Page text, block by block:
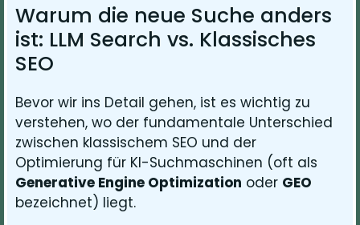
Warum die neue Suche anders
ist: LLM Search vs. Klassisches
SEO
Bevor wir ins Detail gehen, ist es wichtig zu
verstehen, wo der fundamentale Unterschied
zwischen klassischem SEO und der
Optimierung für KI-Suchmaschinen (oft als
Generative Engine Optimization oder GEO
bezeichnet) liegt.